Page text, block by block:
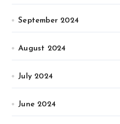
September 2024
August 2024
July 2024
June 2024